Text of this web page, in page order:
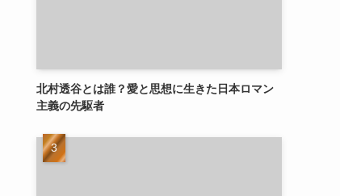
北村透谷とは誰？愛と思想に生きた日本ロマン
主義の先駆者